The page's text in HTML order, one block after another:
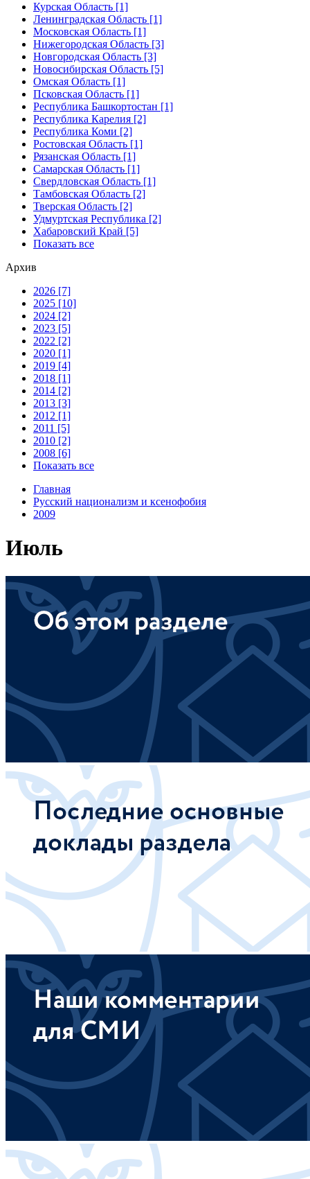
Курская Область [1]
Ленинградская Область [1]
Московская Область [1]
Нижегородская Область [3]
Новгородская Область [3]
Новосибирская Область [5]
Омская Область [1]
Псковская Область [1]
Республика Башкортостан [1]
Республика Карелия [2]
Республика Коми [2]
Ростовская Область [1]
Рязанская Область [1]
Самарская Область [1]
Свердловская Область [1]
Тамбовская Область [2]
Тверская Область [2]
Удмуртская Республика [2]
Хабаровский Край [5]
Показать все
Архив
2026 [7]
2025 [10]
2024 [2]
2023 [5]
2022 [2]
2020 [1]
2019 [4]
2018 [1]
2014 [2]
2013 [3]
2012 [1]
2011 [5]
2010 [2]
2008 [6]
Показать все
Главная
Русский национализм и ксенофобия
2009
Июль